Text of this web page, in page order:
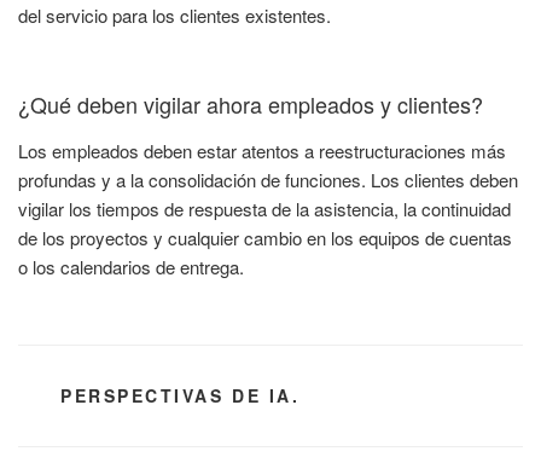
del servicio para los clientes existentes.
¿Qué deben vigilar ahora empleados y clientes?
Los empleados deben estar atentos a reestructuraciones más
profundas y a la consolidación de funciones. Los clientes deben
vigilar los tiempos de respuesta de la asistencia, la continuidad
de los proyectos y cualquier cambio en los equipos de cuentas
o los calendarios de entrega.
CATEGORÍAS
PERSPECTIVAS DE IA.